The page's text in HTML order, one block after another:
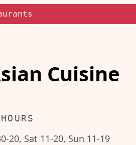
Cuisine
20, Sat 11-20, Sun 11-19